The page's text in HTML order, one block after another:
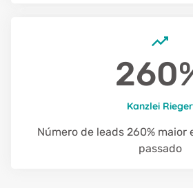
Kanzlei Rieger
Número de leads 260% maior
passado